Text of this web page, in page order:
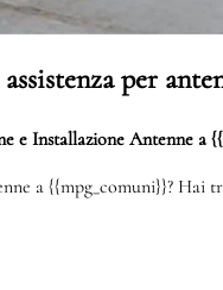
assistenza per
e Installazione Antenne a
a {{mpg_comuni}}?